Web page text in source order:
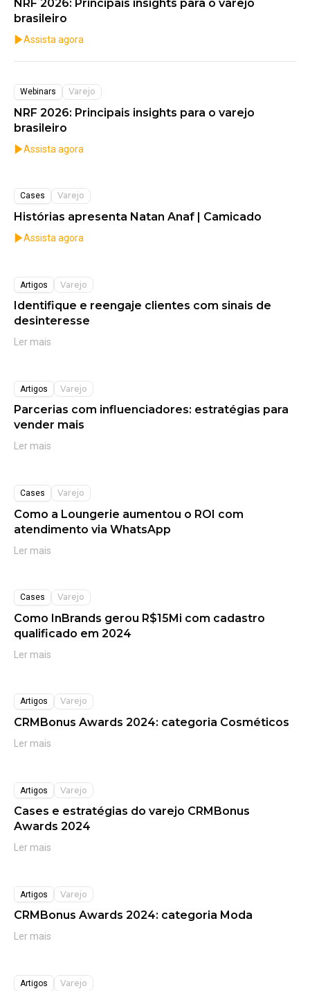
NRF 2026: Principais insights para o varejo
brasileiro
Assista agora
Webinars Varejo
NRF 2026: Principais insights para o varejo
brasileiro
Assista agora
Cases Varejo
Histórias apresenta Natan Anaf | Camicado
Assista agora
Artigos Varejo
Identifique e reengaje clientes com sinais de
desinteresse
Ler mais
Artigos Varejo
Parcerias com influenciadores: estratégias para
vender mais
Ler mais
Cases Varejo
Como a Loungerie aumentou o ROI com
atendimento via WhatsApp
Ler mais
Cases Varejo
Como InBrands gerou R$15Mi com cadastro
qualificado em 2024
Ler mais
Artigos Varejo
CRMBonus Awards 2024: categoria Cosméticos
Ler mais
Artigos Varejo
Cases e estratégias do varejo CRMBonus
Awards 2024
Ler mais
Artigos Varejo
CRMBonus Awards 2024: categoria Moda
Ler mais
Artigos Varejo